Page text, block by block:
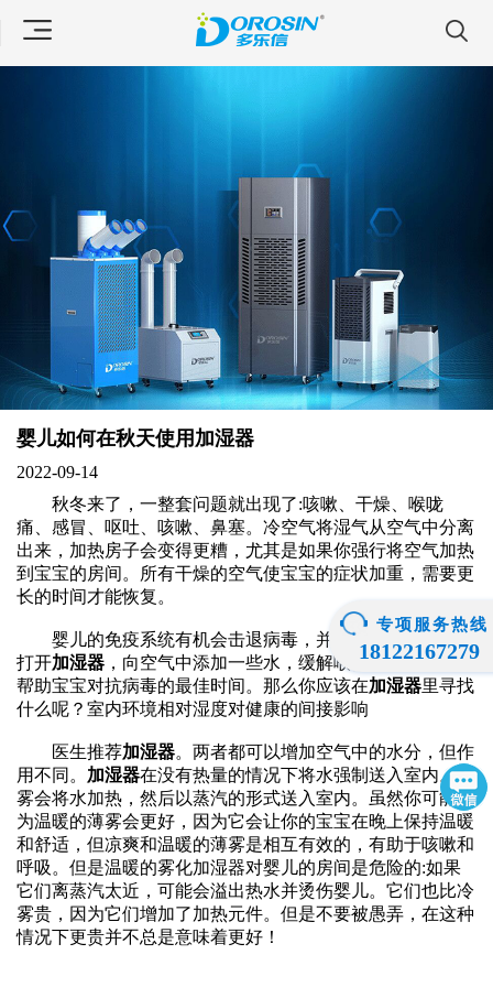
婴儿如何在秋天使用加湿器
2022-09-14
秋冬来了，一整套问题就出现了:咳嗽、干燥、喉咙
痛、感冒、呕吐、咳嗽、鼻塞。冷空气将湿气从空气中分离
出来，加热房子会变得更糟，尤其是如果你强行将空气加热
到宝宝的房间。所有干燥的空气使宝宝的症状加重，需要更
长的时间才能恢复。
婴儿的免疫系统有机会击退病毒，并在夜间恢复。这是
打开加湿器 ，向空气中添加一些水，缓解喉咙干燥和咳嗽，
帮助宝宝对抗病毒的最佳时间。那么你应该在加湿器里寻找
什么呢？室内环境相对湿度对健康的间接影响
医生推荐加湿器。两者都可以增加空气中的水分，但作
用不同。 加湿器在没有热量的情况下将水强制送入室内。暖
雾会将水加热，然后以蒸汽的形式送入室内。虽然你可能认
为温暖的薄雾会更好，因为它会让你的宝宝在晚上保持温暖
和舒适，但凉爽和温暖的薄雾是相互有效的，有助于咳嗽和
呼吸。但是温暖的雾化加湿器对婴儿的房间是危险的:如果
它们离蒸汽太近，可能会溢出热水并烫伤婴儿。它们也比冷
雾贵，因为它们增加了加热元件。但是不要被愚弄，在这种
情况下更贵并不总是意味着更好！
专项服务热线
18122167279